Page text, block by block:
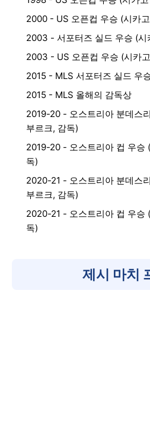
2000 - US 오픈컵 우승 (시카
2003 - 서포터즈 실드 우승 (시
2003 - US 오픈컵 우승 (시카
2015 - MLS 서포터즈 실드 우
2015 - MLS 올해의 감독상
2019-20 - 오스트리아 분데스
부르크, 감독)
2019-20 - 오스트리아 컵 우승
독)
2020-21 - 오스트리아 분데스
부르크, 감독)
2020-21 - 오스트리아 컵 우승
독)
제시 마치